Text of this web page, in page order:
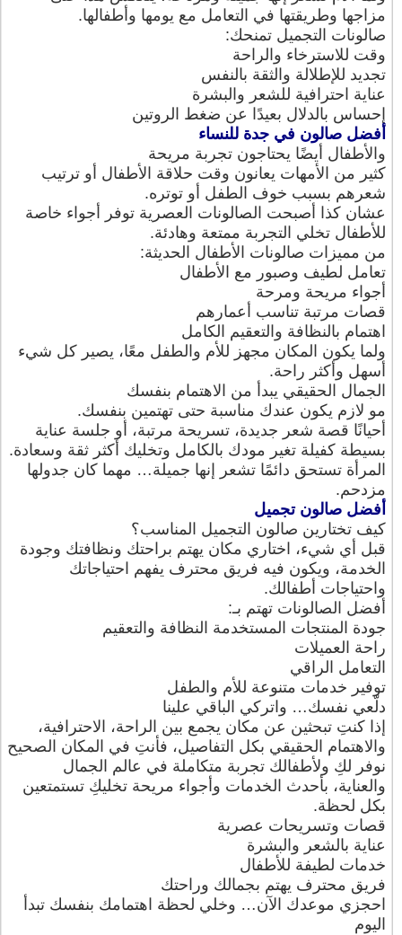
مزاجها وطريقتها في التعامل مع يومها وأطفالها.
صالونات التجميل تمنحك:
وقت للاسترخاء والراحة
تجديد للإطلالة والثقة بالنفس
عناية احترافية للشعر والبشرة
إحساس بالدلال بعيدًا عن ضغط الروتين
أفضل صالون في جدة للنساء
والأطفال أيضًا يحتاجون تجربة مريحة
كثير من الأمهات يعانون وقت حلاقة الأطفال أو ترتيب
شعرهم بسبب خوف الطفل أو توتره.
عشان كذا أصبحت الصالونات العصرية توفر أجواء خاصة
للأطفال تخلي التجربة ممتعة وهادئة.
من مميزات صالونات الأطفال الحديثة:
تعامل لطيف وصبور مع الأطفال
أجواء مريحة ومرحة
قصات مرتبة تناسب أعمارهم
اهتمام بالنظافة والتعقيم الكامل
ولما يكون المكان مجهز للأم والطفل معًا، يصير كل شيء
أسهل وأكثر راحة.
الجمال الحقيقي يبدأ من الاهتمام بنفسك
مو لازم يكون عندك مناسبة حتى تهتمين بنفسك.
أحيانًا قصة شعر جديدة، تسريحة مرتبة، أو جلسة عناية
بسيطة كفيلة تغير مودك بالكامل وتخليك أكثر ثقة وسعادة.
المرأة تستحق دائمًا تشعر إنها جميلة… مهما كان جدولها
مزدحم.
أفضل صالون تجميل
كيف تختارين صالون التجميل المناسب؟
قبل أي شيء، اختاري مكان يهتم براحتك ونظافتك وجودة
الخدمة، ويكون فيه فريق محترف يفهم احتياجاتك
واحتياجات أطفالك.
أفضل الصالونات تهتم بـ:
جودة المنتجات المستخدمة النظافة والتعقيم
راحة العميلات
التعامل الراقي
توفير خدمات متنوعة للأم والطفل
دلّعي نفسك… واتركي الباقي علينا
إذا كنتِ تبحثين عن مكان يجمع بين الراحة، الاحترافية،
والاهتمام الحقيقي بكل التفاصيل، فأنتِ في المكان الصحيح
نوفر لكِ ولأطفالك تجربة متكاملة في عالم الجمال
والعناية، بأحدث الخدمات وأجواء مريحة تخليكِ تستمتعين
بكل لحظة.
قصات وتسريحات عصرية
عناية بالشعر والبشرة
خدمات لطيفة للأطفال
فريق محترف يهتم بجمالك وراحتك
احجزي موعدك الآن… وخلي لحظة اهتمامك بنفسك تبدأ
اليوم